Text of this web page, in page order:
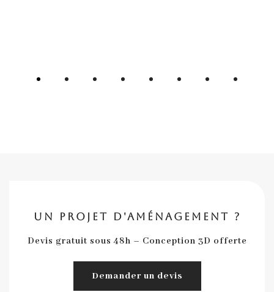
UN PROJET D'AMÉNAGEMENT ?
Devis gratuit sous 48h – Conception 3D offerte
Demander un devis